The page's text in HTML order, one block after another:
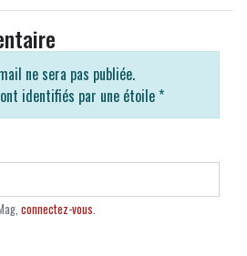
ne sera pas publiée.
identifiés par une étoile *
connectez-vous.